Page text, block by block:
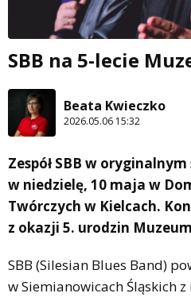
SBB na 5-lecie
Beata Kwieczko
2026.05.06 15:32
Zespół SBB w
w niedzielę, 10 maja w
Twórczych w Kielcach.
z okazji 5. urodzin
SBB (Silesian Blues Band)
w Siemianowicach Śląskich